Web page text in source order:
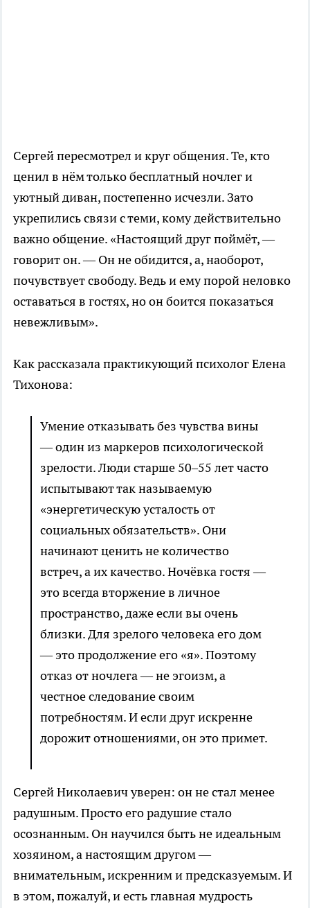
Сергей пересмотрел и круг общения. Те, кто
ценил в нём только бесплатный ночлег и
уютный диван, постепенно исчезли. Зато
укрепились связи с теми, кому действительно
важно общение. «Настоящий друг поймёт, —
говорит он. — Он не обидится, а, наоборот,
почувствует свободу. Ведь и ему порой неловко
оставаться в гостях, но он боится показаться
невежливым».
Как рассказала практикующий психолог Елена
Тихонова:
Умение отказывать без чувства вины
— один из маркеров психологической
зрелости. Люди старше 50–55 лет часто
испытывают так называемую
«энергетическую усталость от
социальных обязательств». Они
начинают ценить не количество
встреч, а их качество. Ночёвка гостя —
это всегда вторжение в личное
пространство, даже если вы очень
близки. Для зрелого человека его дом
— это продолжение его «я». Поэтому
отказ от ночлега — не эгоизм, а
честное следование своим
потребностям. И если друг искренне
дорожит отношениями, он это примет.
Сергей Николаевич уверен: он не стал менее
радушным. Просто его радушие стало
осознанным. Он научился быть не идеальным
хозяином, а настоящим другом —
внимательным, искренним и предсказуемым. И
в этом, пожалуй, и есть главная мудрость